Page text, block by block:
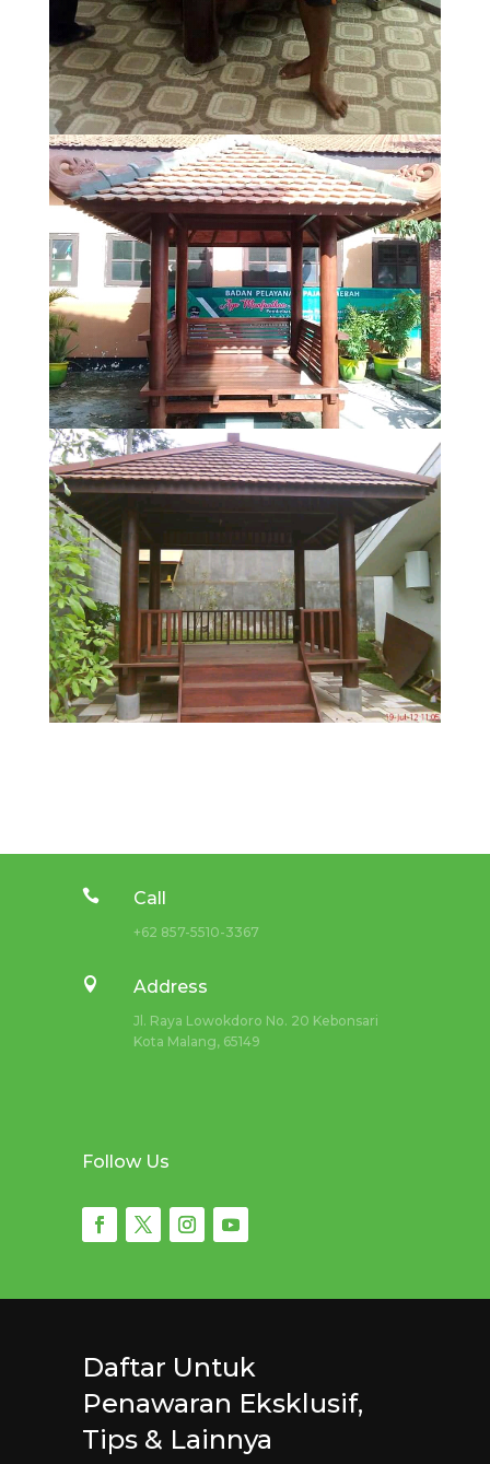
 Call
+62 857-5510-3367
 Address
Jl. Raya Lowokdoro No. 20 Kebonsari
Kota Malang, 65149
Follow Us
Daftar Untuk
Penawaran Eksklusif,
Tips & Lainnya